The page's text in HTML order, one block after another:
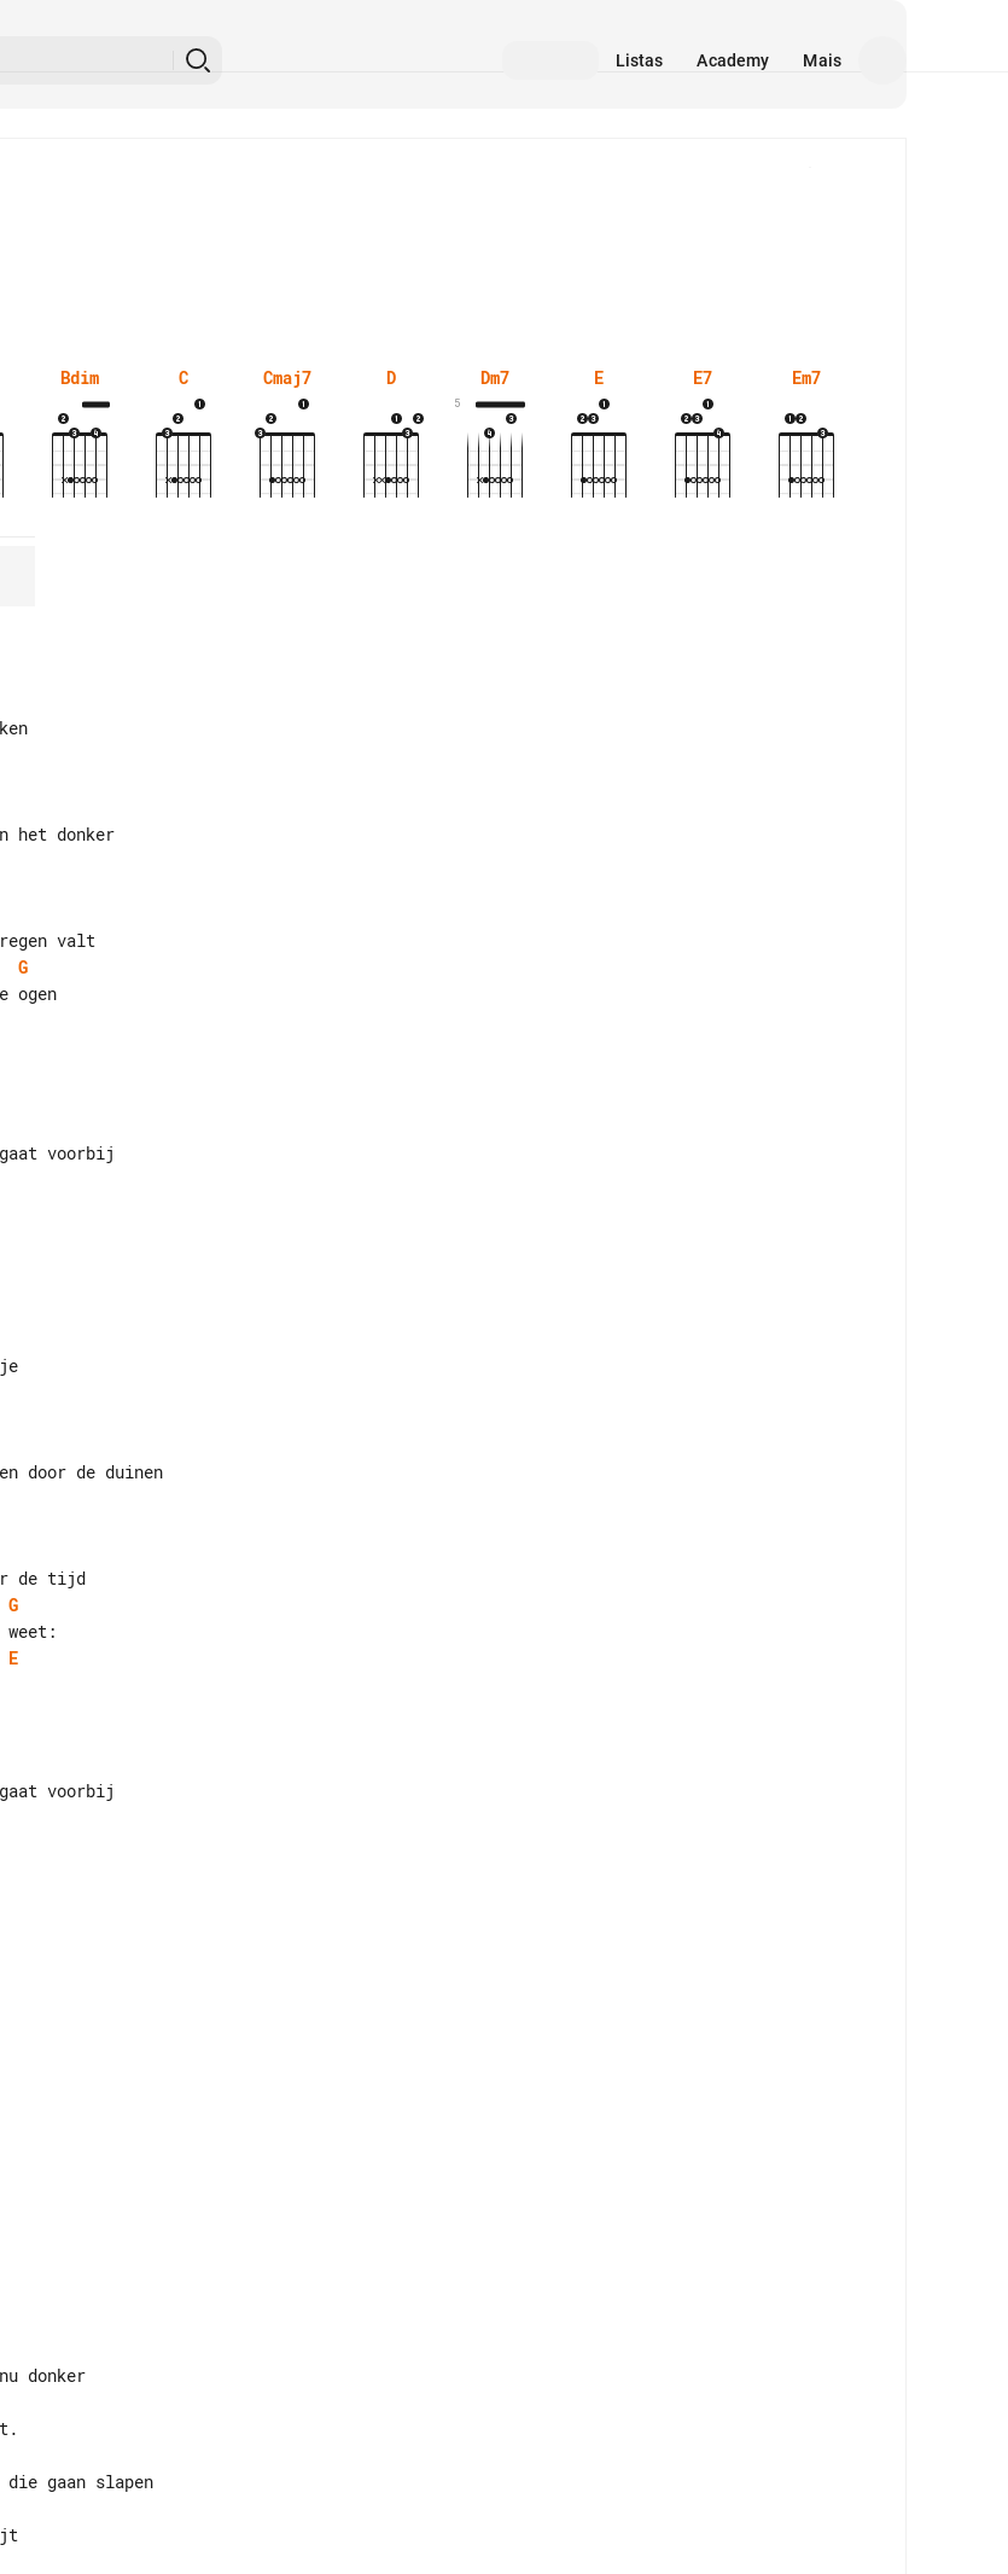
Listas Academy Mais
Bdim C Cmaj7 D Dm7
5
E E7 Em7
G
G
E